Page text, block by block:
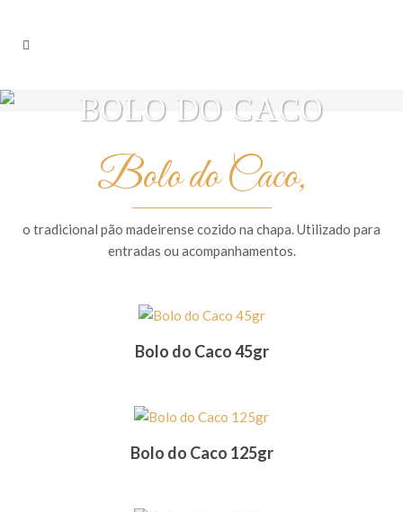
BOLO DO CACO
Bolo do Caco,
o tradicional pão madeirense cozido na chapa. Utilizado para
entradas ou acompanhamentos.
Bolo do Caco 45gr
Bolo do Caco 125gr